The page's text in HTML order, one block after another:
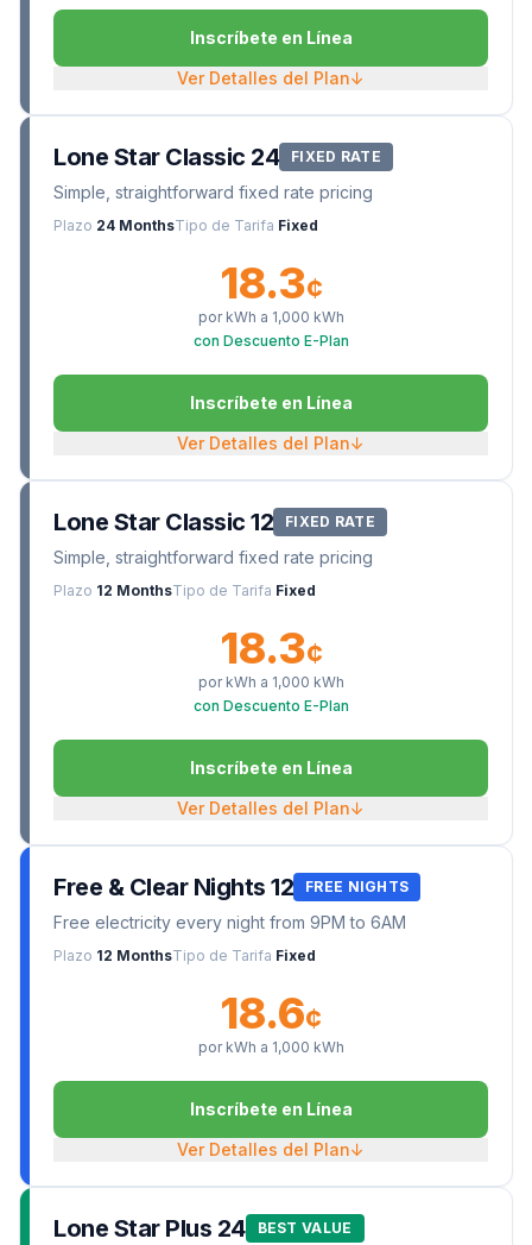
Inscríbete en Línea
Ver Detalles del Plan↓
Lone Star Classic 24 FIXED RATE
Simple, straightforward fixed rate pricing
Plazo 24 MonthsTipo de Tarifa Fixed
18.3¢
por kWh a 1,000 kWh
con Descuento E-Plan
Inscríbete en Línea
Ver Detalles del Plan↓
Lone Star Classic 12 FIXED RATE
Simple, straightforward fixed rate pricing
Plazo 12 MonthsTipo de Tarifa Fixed
18.3¢
por kWh a 1,000 kWh
con Descuento E-Plan
Inscríbete en Línea
Ver Detalles del Plan↓
Free & Clear Nights 12 FREE NIGHTS
Free electricity every night from 9PM to 6AM
Plazo 12 MonthsTipo de Tarifa Fixed
18.6¢
por kWh a 1,000 kWh
Inscríbete en Línea
Ver Detalles del Plan↓
Lone Star Plus 24 BEST VALUE